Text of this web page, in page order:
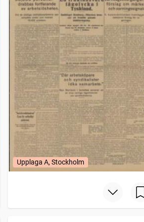
Upplaga A, Stockholm